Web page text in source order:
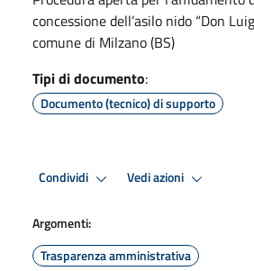
concessione dell’asilo nido “Don
comune di Milzano (BS)
Tipi di documento:
Documento (tecnico) di supporto
Condividi Vedi azioni
Argomenti:
Trasparenza amministrativa